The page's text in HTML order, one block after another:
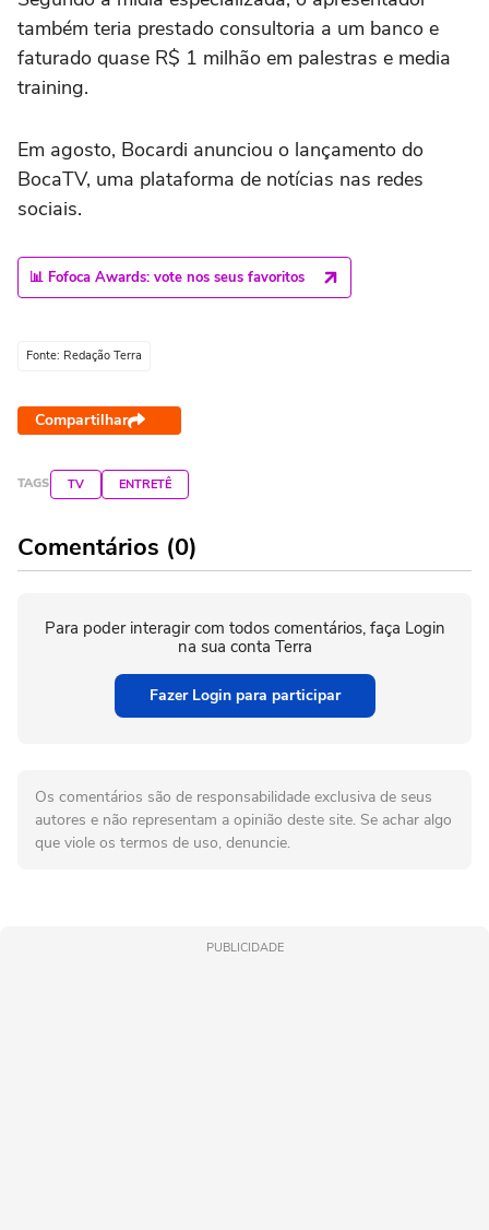
também teria prestado consultoria a um banco e
faturado quase R$ 1 milhão em palestras e media
training.
Em agosto, Bocardi anunciou o lançamento do
BocaTV, uma plataforma de notícias nas redes
sociais.
📊 Fofoca Awards: vote nos seus favoritos
Fonte: Redação Terra
Compartilhar
TAGS TV ENTRETÊ
Comentários (0)
Para poder interagir com todos comentários, faça Login
na sua conta Terra
Fazer Login para participar
Os comentários são de responsabilidade exclusiva de seus
autores e não representam a opinião deste site. Se achar algo
que viole os termos de uso, denuncie.
PUBLICIDADE